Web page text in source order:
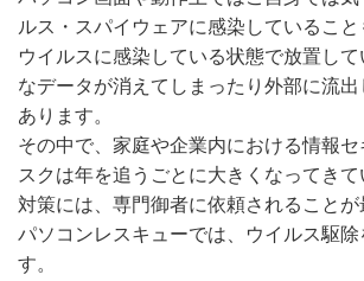
ルス・スパイウェアに感染していること
ウイルスに感染している状態で放置し
なデータが消えてしまったり外部に流
あります。
その中で、家庭や企業内における情報セ
スクは年を追うごとに大きくなってき
対策には、専門御者に依頼されることが
パソコンレスキューでは、ウイルス駆除
す。